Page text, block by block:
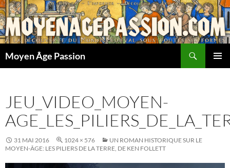
Aller
au
contenu
Moyen Âge Passion
JEU_VIDEO_MOYEN-
31 MAI 2016 1024 × 576
UN ROMAN HISTORIQUE SUR LE
MOYEN-ÂGE: LES PILIERS DE LA TERRE, DE KEN FOLLETT